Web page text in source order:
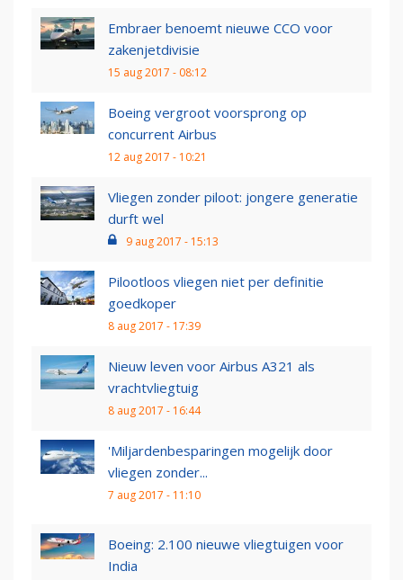
Embraer benoemt nieuwe CCO voor
zakenjetdivisie
15 aug 2017 - 08:12
Boeing vergroot voorsprong op
concurrent Airbus
12 aug 2017 - 10:21
Vliegen zonder piloot: jongere generatie
durft wel
9 aug 2017 - 15:13
Pilootloos vliegen niet per definitie
goedkoper
8 aug 2017 - 17:39
Nieuw leven voor Airbus A321 als
vrachtvliegtuig
8 aug 2017 - 16:44
'Miljardenbesparingen mogelijk door
vliegen zonder...
7 aug 2017 - 11:10
Boeing: 2.100 nieuwe vliegtuigen voor
India